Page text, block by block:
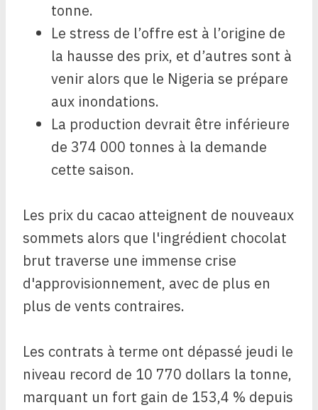
tonne.
Le stress de l’offre est à l’origine de
la hausse des prix, et d’autres sont à
venir alors que le Nigeria se prépare
aux inondations.
La production devrait être inférieure
de 374 000 tonnes à la demande
cette saison.
Les prix du cacao atteignent de nouveaux
sommets alors que l'ingrédient chocolat
brut traverse une immense crise
d'approvisionnement, avec de plus en
plus de vents contraires.
Les contrats à terme ont dépassé jeudi le
niveau record de 10 770 dollars la tonne,
marquant un fort gain de 153,4 % depuis